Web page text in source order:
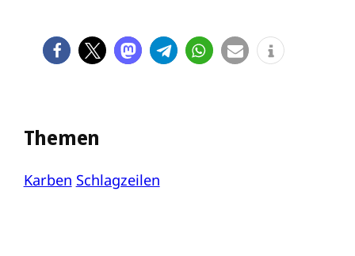
Themen
Karben Schlagzeilen